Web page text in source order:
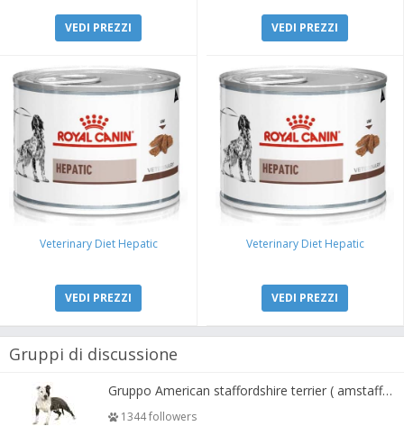
VEDI PREZZI VEDI PREZZI
Veterinary Diet Hepatic
VEDI PREZZI
Veterinary Diet Hepatic
VEDI PREZZI
Gruppi di discussione
Gruppo American staffordshire terrier ( amstaff, amastaff )
1344 followers